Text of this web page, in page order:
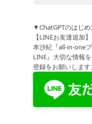
▼ChatGPTのはじ
【LINEお友達追加
本沙紀『all-in-one
LINE』大切な情報
登録をお願いします。